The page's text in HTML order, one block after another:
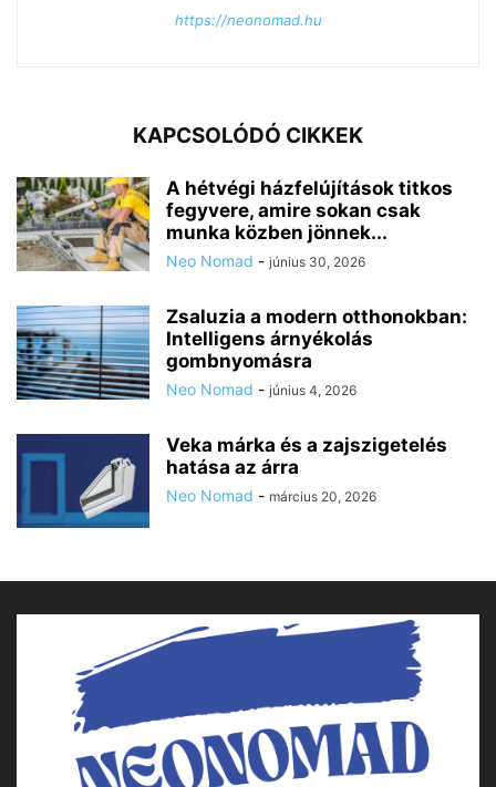
https://neonomad.hu
KAPCSOLÓDÓ CIKKEK
A hétvégi házfelújítások titkos
fegyvere, amire sokan csak
munka közben jönnek...
Neo Nomad - június 30, 2026
Zsaluzia a modern otthonokban:
Intelligens árnyékolás
gombnyomásra
Neo Nomad - június 4, 2026
Veka márka és a zajszigetelés
hatása az árra
Neo Nomad - március 20, 2026